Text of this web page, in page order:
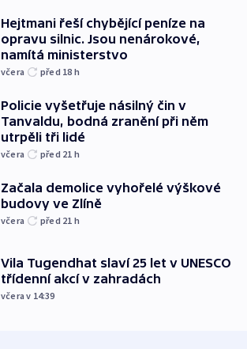
Hejtmani řeší chybějící peníze na
opravu silnic. Jsou nenárokové,
namítá ministerstvo
včera před 18 h
Policie vyšetřuje násilný čin v
Tanvaldu, bodná zranění při něm
utrpěli tři lidé
včera před 21 h
Začala demolice vyhořelé výškové
budovy ve Zlíně
včera před 21 h
Vila Tugendhat slaví 25 let v UNESCO
třídenní akcí v zahradách
včera v 14:39